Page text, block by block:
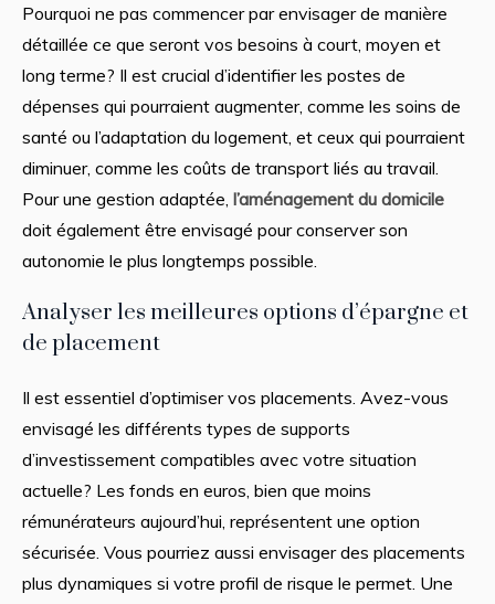
Pourquoi ne pas commencer par envisager de manière
détaillée ce que seront vos besoins à court, moyen et
long terme? Il est crucial d’identifier les postes de
dépenses qui pourraient augmenter, comme les soins de
santé ou l’adaptation du logement, et ceux qui pourraient
diminuer, comme les coûts de transport liés au travail.
Pour une gestion adaptée, l’aménagement du domicile
doit également être envisagé pour conserver son
autonomie le plus longtemps possible.
Analyser les meilleures options d’épargne et
de placement
Il est essentiel d’optimiser vos placements. Avez-vous
envisagé les différents types de supports
d’investissement compatibles avec votre situation
actuelle? Les fonds en euros, bien que moins
rémunérateurs aujourd’hui, représentent une option
sécurisée. Vous pourriez aussi envisager des placements
plus dynamiques si votre profil de risque le permet. Une